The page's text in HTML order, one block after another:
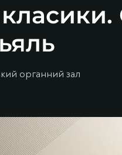
органний зал